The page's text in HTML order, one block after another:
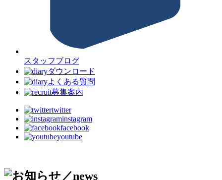
スタッフブログ
ダウンロード
よくある質問
募集案内
twitter
instagram
facebook
youtube